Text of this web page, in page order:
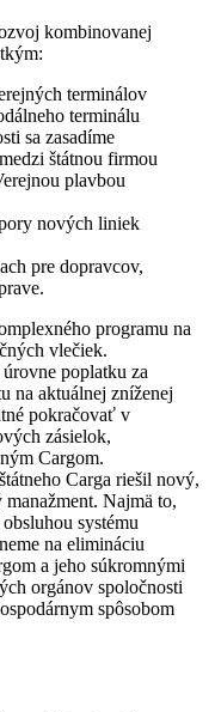
kombinovanej
terminálov
terminálu
sa zasadíme
štátnou firmou
plavbou
nových liniek
pre dopravcov,
programu na
vlečiek.
poplatku za
na aktuálnej zníženej
pokračovať v
zásielok,
Cargom.
Carga riešil nový,
Najmä to,
systému
na elimináciu
a jeho súkromnými
orgánov spoločnosti
spôsobom